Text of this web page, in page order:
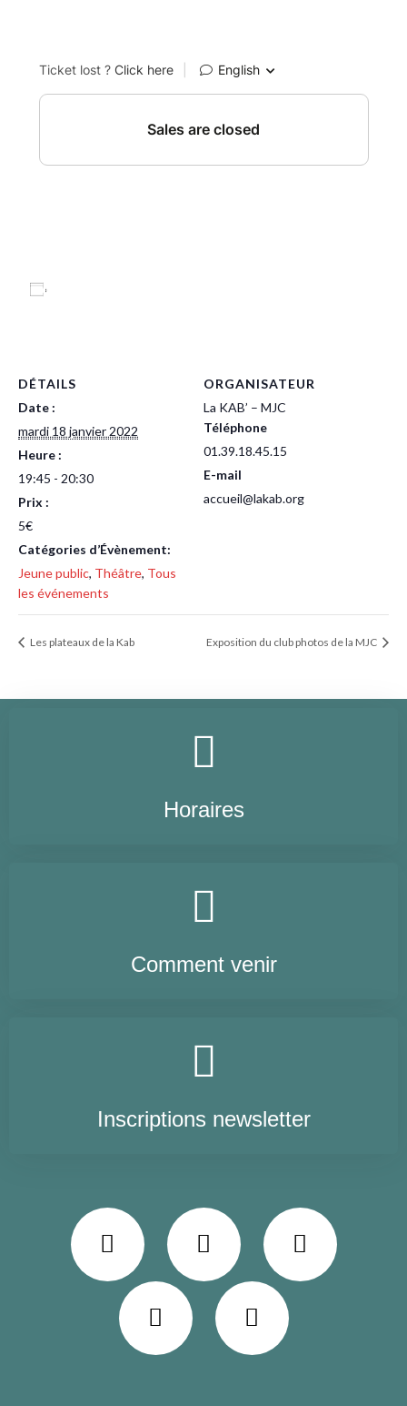
DÉTAILS
Date :
mardi 18 janvier 2022
Heure :
19:45 - 20:30
Prix :
5€
Catégories d’Évènement:
Jeune public, Théâtre, Tous
les événements
ORGANISATEUR
La KAB’ – MJC
Téléphone
01.39.18.45.15
E-mail
accueil@lakab.org
Les plateaux de la Kab Exposition du club photos de la MJC
Horaires
Comment venir
Inscriptions newsletter